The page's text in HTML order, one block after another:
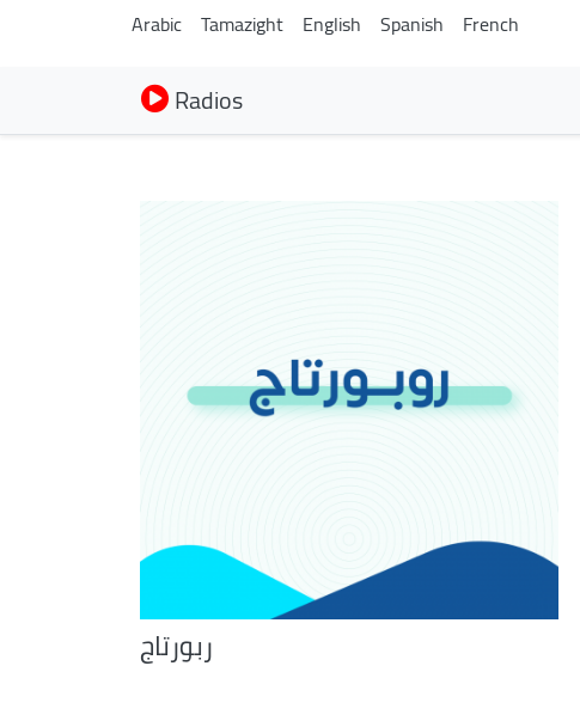
Arabic Tamazight English Spanish French
Radios
ربورتاج